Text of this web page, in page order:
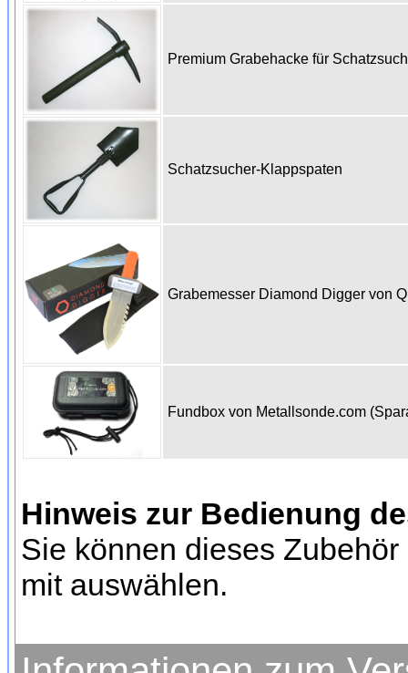
Premium Grabehacke für
Schatzsucher-Klappspaten
Grabemesser Diamond Digger von
Fundbox von Metallsonde.com
Hinweis zur Bedienung
Sie können dieses
mit auswählen.